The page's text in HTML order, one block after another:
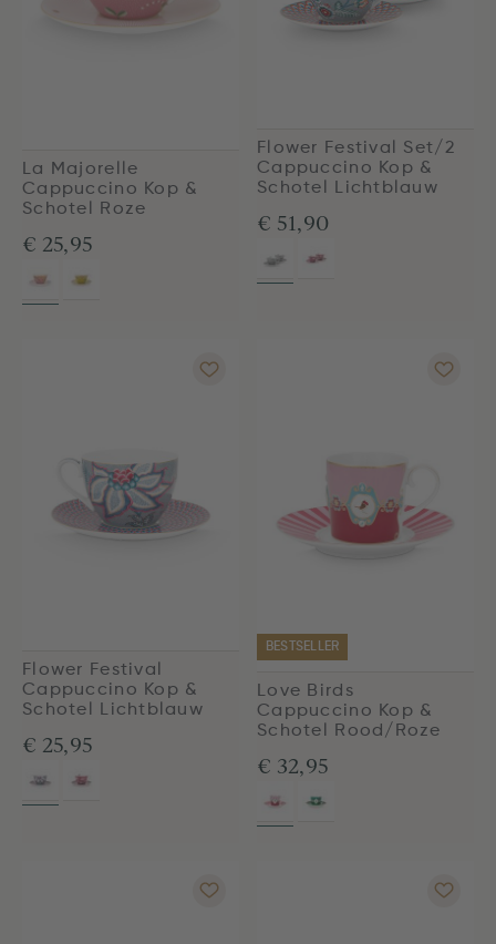
La Majorelle
Cappuccino Kop &
Schotel Roze
€ 25,95
Flower Festival Set/2
Cappuccino Kop &
Schotel Lichtblauw
€ 51,90
Flower Festival
Cappuccino Kop &
Schotel Lichtblauw
€ 25,95
BESTSELLER
Love Birds
Cappuccino Kop &
Schotel Rood/Roze
€ 32,95